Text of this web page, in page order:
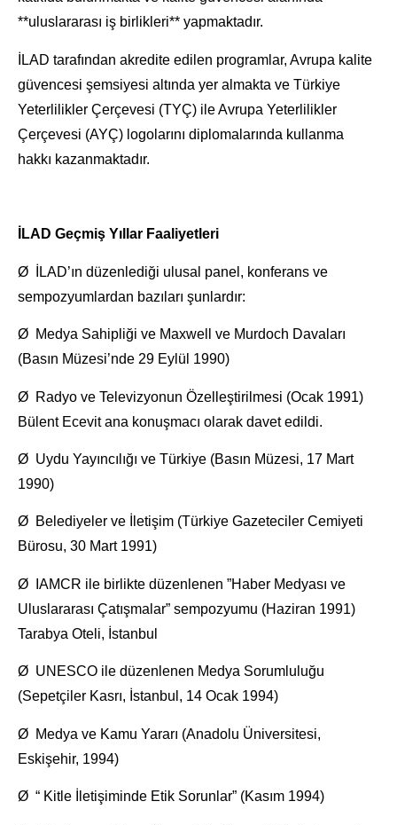
**uluslararası iş birlikleri** yapmaktadır.
İLAD tarafından akredite edilen programlar, Avrupa kalite
güvencesi şemsiyesi altında yer almakta ve Türkiye
Yeterlilikler Çerçevesi (TYÇ) ile Avrupa Yeterlilikler
Çerçevesi (AYÇ) logolarını diplomalarında kullanma
hakkı kazanmaktadır.
İLAD Geçmiş Yıllar Faaliyetleri
Ø İLAD’ın düzenlediği ulusal panel, konferans ve
sempozyumlardan bazıları şunlardır:
Ø Medya Sahipliği ve Maxwell ve Murdoch Davaları
(Basın Müzesi’nde 29 Eylül 1990)
Ø Radyo ve Televizyonun Özelleştirilmesi (Ocak 1991)
Bülent Ecevit ana konuşmacı olarak davet edildi.
Ø Uydu Yayıncılığı ve Türkiye (Basın Müzesi, 17 Mart
1990)
Ø Belediyeler ve İletişim (Türkiye Gazeteciler Cemiyeti
Bürosu, 30 Mart 1991)
Ø IAMCR ile birlikte düzenlenen ”Haber Medyası ve
Uluslararası Çatışmalar” sempozyumu (Haziran 1991)
Tarabya Oteli, İstanbul
Ø UNESCO ile düzenlenen Medya Sorumluluğu
(Sepetçiler Kasrı, İstanbul, 14 Ocak 1994)
Ø Medya ve Kamu Yararı (Anadolu Üniversitesi,
Eskişehir, 1994)
Ø “ Kitle İletişiminde Etik Sorunlar” (Kasım 1994)